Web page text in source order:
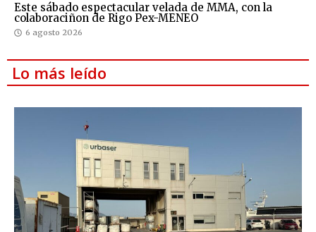
Este sábado espectacular velada de MMA, con la
colaboraciñon de Rigo Pex-MENEO
6 agosto 2026
Lo más leído